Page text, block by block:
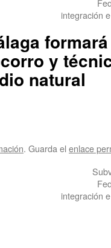
integración
y
natural
. Guarda el enlace
integración